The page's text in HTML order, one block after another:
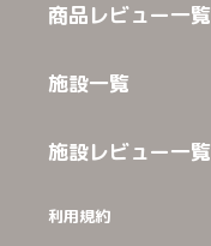
商品レビュー一覧
施設一覧
施設レビュー一覧
利用規約